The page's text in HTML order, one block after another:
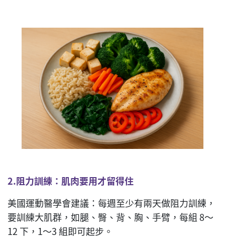
2.阻力訓練：肌肉要用才留得住
美國運動醫學會建議：每週至少有兩天做阻力訓練，
要訓練大肌群，如腿、臀、背、胸、手臂，每組 8～
12 下，1～3 組即可起步。